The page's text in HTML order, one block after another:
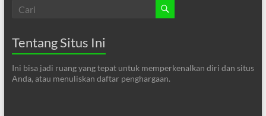
Tentang Situs Ini
Ini bisa jadi ruang yang tepat untuk memperkenalkan diri dan situs
Anda, atau menuliskan daftar penghargaan.